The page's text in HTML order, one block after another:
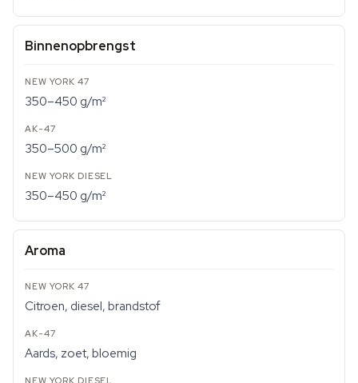
Binnenopbrengst
350–450 g/m²
350–500 g/m²
350–450 g/m²
Aroma
Citroen, diesel, brandstof
Aards, zoet, bloemig